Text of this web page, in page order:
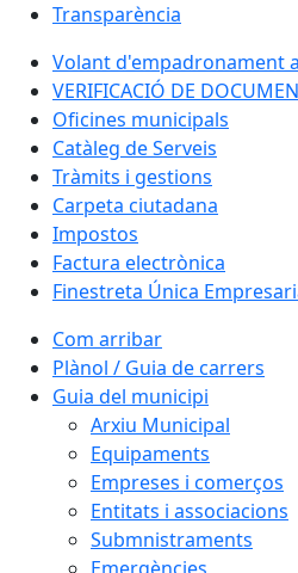
Transparència
Volant d'empadronament
VERIFICACIÓ DE
Oficines municipals
Catàleg de Serveis
Tràmits i gestions
Carpeta ciutadana
Impostos
Factura electrònica
Finestreta Única
Com arribar
Plànol / Guia de carrers
Guia del municipi
Arxiu Municipal
Equipaments
Empreses i comerços
Entitats i associacions
Submnistraments